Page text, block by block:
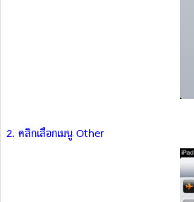
2. คลิกเลือกเมนู Other